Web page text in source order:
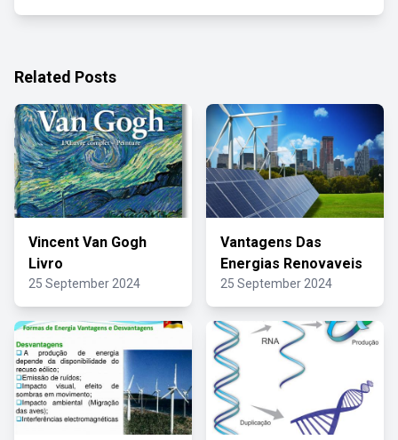
Related Posts
Vincent Van Gogh
Livro
25 September 2024
Vantagens Das
Energias Renovaveis
25 September 2024